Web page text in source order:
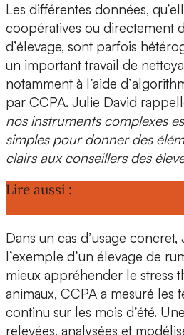
Les différentes données,
coopératives ou directement
d’élevage, sont parfois
un important travail de
notamment à l’aide d’
par CCPA. Julie David
nos instruments complexes
simples pour donner des
clairs aux conseillers des
Lire aussi :
Dans un cas d’usage
l’exemple d’un élevage de
mieux appréhender le stress
animaux, CCPA a mesuré les
continu sur les mois d’été.
relevées, analysées et